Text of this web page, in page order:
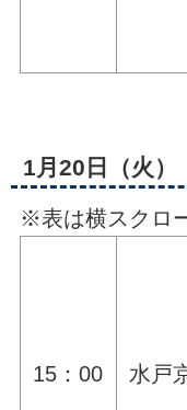
1月20日（火）
※表は横スクロ
15：00 水戸